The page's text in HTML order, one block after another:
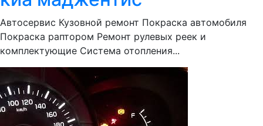
Автосервис Кузовной ремонт Покраска автомобиля
Покраска раптором Ремонт рулевых реек и
комплектующие Система отопления...